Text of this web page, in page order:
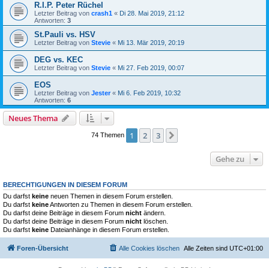
R.I.P. Peter Rüchel
Letzter Beitrag von crash1 « Di 28. Mai 2019, 21:12
Antworten: 3
St.Pauli vs. HSV
Letzter Beitrag von Stevie « Mi 13. Mär 2019, 20:19
DEG vs. KEC
Letzter Beitrag von Stevie « Mi 27. Feb 2019, 00:07
EOS
Letzter Beitrag von Jester « Mi 6. Feb 2019, 10:32
Antworten: 6
Neues Thema
74 Themen 1 2 3
Gehe zu
BERECHTIGUNGEN IN DIESEM FORUM
Du darfst keine neuen Themen in diesem Forum erstellen.
Du darfst keineAntworten zu Themen in diesem Forum erstellen.
Du darfst deine Beiträge in diesem Forum nicht ändern.
Du darfst deine Beiträge in diesem Forum nicht löschen.
Du darfst keine Dateianhänge in diesem Forum erstellen.
Foren-Übersicht Alle Zeiten sind UTC+01:00
Alle Cookies löschen